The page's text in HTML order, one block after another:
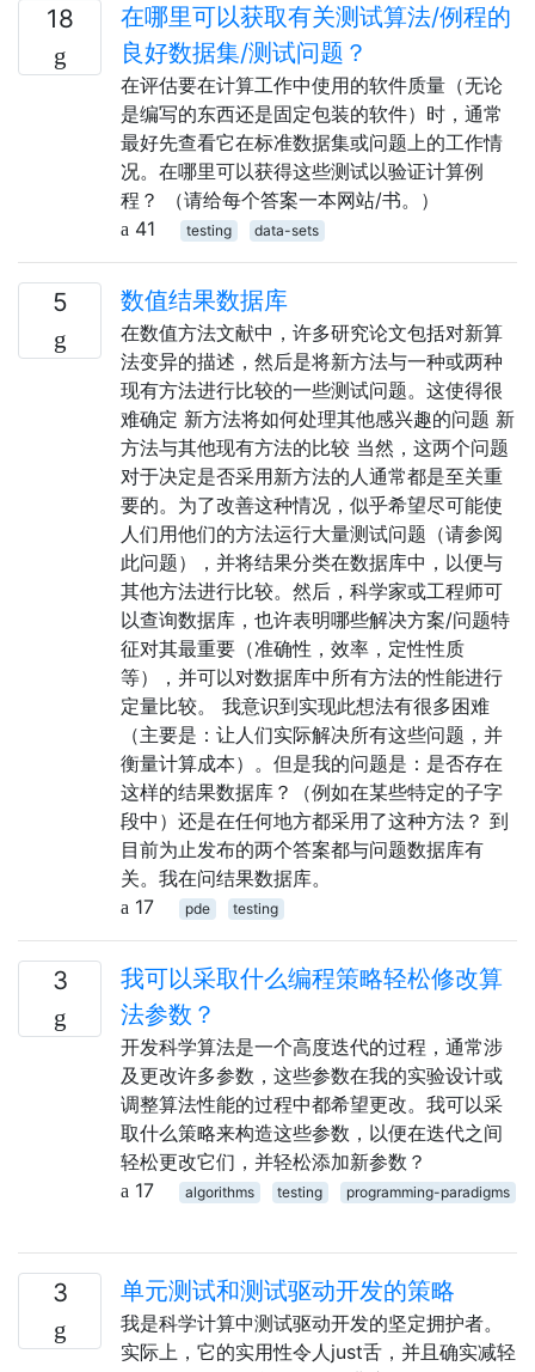
18
在哪里可以获取有关测试算法/例程的
良好数据集/测试问题？
在评估要在计算工作中使用的软件质量（无论
是编写的东西还是固定包装的软件）时，通常
最好先查看它在标准数据集或问题上的工作情
况。在哪里可以获得这些测试以验证计算例
程？ （请给每个答案一本网站/书。）
41
testing data-sets
5 数值结果数据库
在数值方法文献中，许多研究论文包括对新算
法变异的描述，然后是将新方法与一种或两种
现有方法进行比较的一些测试问题。这使得很
难确定 新方法将如何处理其他感兴趣的问题 新
方法与其他现有方法的比较 当然，这两个问题
对于决定是否采用新方法的人通常都是至关重
要的。为了改善这种情况，似乎希望尽可能使
人们用他们的方法运行大量测试问题（请参阅
此问题），并将结果分类在数据库中，以便与
其他方法进行比较。然后，科学家或工程师可
以查询数据库，也许表明哪些解决方案/问题特
征对其最重要（准确性，效率，定性性质
等），并可以对数据库中所有方法的性能进行
定量比较。 我意识到实现此想法有很多困难
（主要是：让人们实际解决所有这些问题，并
衡量计算成本）。但是我的问题是：是否存在
这样的结果数据库？（例如在某些特定的子字
段中）还是在任何地方都采用了这种方法？ 到
目前为止发布的两个答案都与问题数据库有
关。我在问结果数据库。
17
pde testing
3
我可以采取什么编程策略轻松修改算
法参数？
开发科学算法是一个高度迭代的过程，通常涉
及更改许多参数，这些参数在我的实验设计或
调整算法性能的过程中都希望更改。我可以采
取什么策略来构造这些参数，以便在迭代之间
轻松更改它们，并轻松添加新参数？
17
algorithms testing programming-paradigms
3 单元测试和测试驱动开发的策略
我是科学计算中测试驱动开发的坚定拥护者。
实际上，它的实用性令人just舌，并且确实减轻